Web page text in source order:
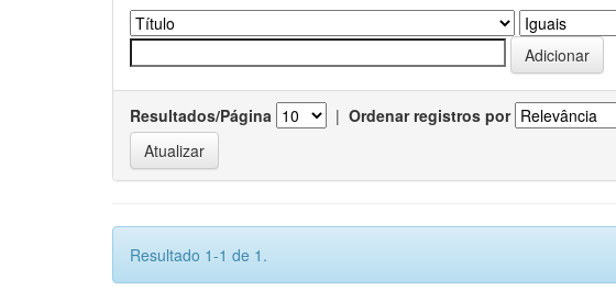
Resultados/Página | Ordenar registros por
Resultado 1-1 de 1.